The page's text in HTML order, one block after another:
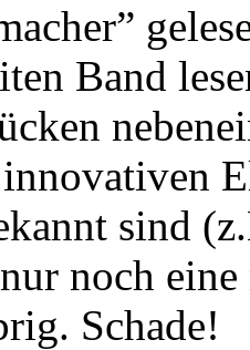
Band
sind
noch
Schade!